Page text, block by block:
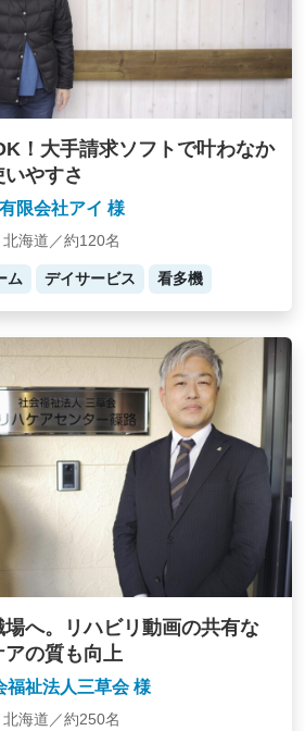
！大手請求ソフトで叶わなか
やすさ
有限会社アイ 様
北海道／約120名
ム デイサービス 看多機
へ。リハビリ動画の共有な
アの質も向上
福祉法人三草会 様
北海道／約250名